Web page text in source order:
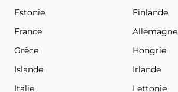
Estonie
Finlande
France
Allemagne
Grèce
Hongrie
Islande
Irlande
Italie
Lettonie